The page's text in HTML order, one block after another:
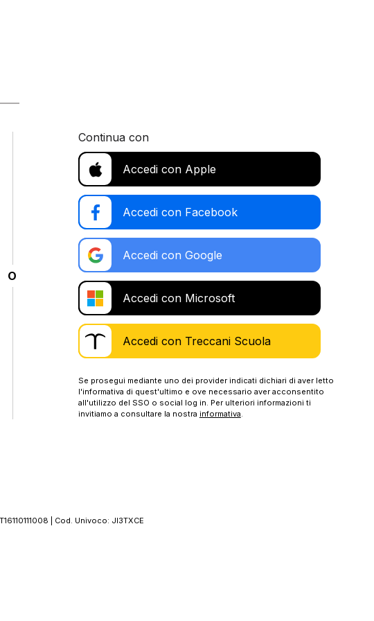
O
Continua con
Accedi con Apple
Accedi con Facebook
Accedi con Google
Accedi con Microsoft
Accedi con Treccani Scuola
Se prosegui mediante uno dei provider indicati dichiari di aver letto
l'informativa di quest'ultimo e ove necessario aver acconsentito
all'utilizzo del SSO o social log in. Per ulteriori informazioni ti
invitiamo a consultare la nostra informativa.
| Cod. Univoco: JI3TXCE